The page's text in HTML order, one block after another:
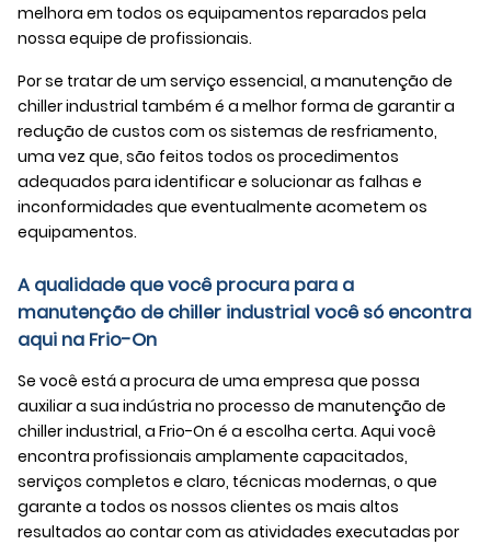
melhora em todos os equipamentos reparados pela
nossa equipe de profissionais.
Por se tratar de um serviço essencial, a manutenção de
chiller industrial também é a melhor forma de garantir a
redução de custos com os sistemas de resfriamento,
uma vez que, são feitos todos os procedimentos
adequados para identificar e solucionar as falhas e
inconformidades que eventualmente acometem os
equipamentos.
A qualidade que você procura para a
manutenção de chiller industrial você só encontra
aqui na Frio-On
Se você está a procura de uma empresa que possa
auxiliar a sua indústria no processo de manutenção de
chiller industrial, a Frio-On é a escolha certa. Aqui você
encontra profissionais amplamente capacitados,
serviços completos e claro, técnicas modernas, o que
garante a todos os nossos clientes os mais altos
resultados ao contar com as atividades executadas por